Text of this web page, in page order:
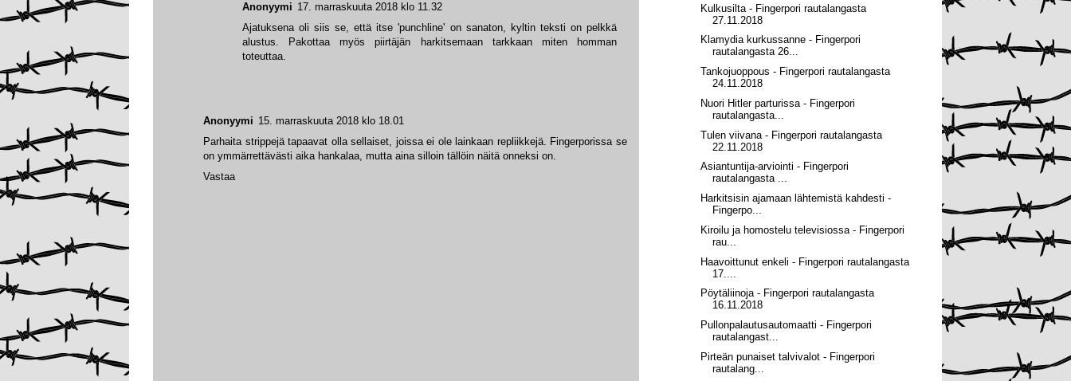
Anonyymi 15. marraskuuta 2018 klo 18.01
Parhaita strippejä tapaavat olla sellaiset, joissa ei ole lainkaan repliikkejä. Fingerporissa se
on ymmärrettävästi aika hankalaa, mutta aina silloin tällöin näitä onneksi on.
Vastaa
Anonyymi 17. marraskuuta 2018 klo 11.32
Ajatuksena oli siis se, että itse 'punchline' on sanaton, kyltin teksti on pelkkä
alustus. Pakottaa myös piirtäjän harkitsemaan tarkkaan miten homman
toteuttaa.
Kulkusilta - Fingerpori rautalangasta
27.11.2018
Klamydia kurkussanne - Fingerpori
rautalangasta 26...
Tankojuoppous - Fingerpori rautalangasta
24.11.2018
Nuori Hitler parturissa - Fingerpori
rautalangasta...
Tulen viivana - Fingerpori rautalangasta
22.11.2018
Asiantuntija-arviointi - Fingerpori
rautalangasta ...
Harkitsisin ajamaan lähtemistä kahdesti -
Fingerpo...
Kiroilu ja homostelu televisiossa - Fingerpori
rau...
Haavoittunut enkeli - Fingerpori rautalangasta
17....
Pöytäliinoja - Fingerpori rautalangasta
16.11.2018
Pullonpalautusautomaatti - Fingerpori
rautalangast...
Pirteän punaiset talvivalot - Fingerpori
rautalang...